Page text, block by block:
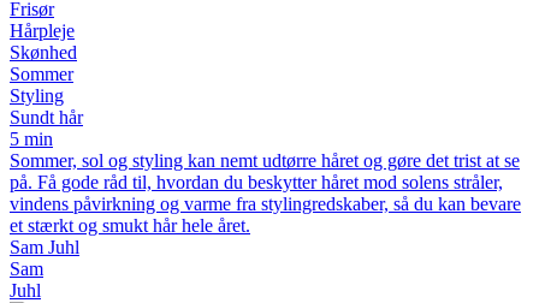
Frisør
Hårpleje
Skønhed
Sommer
Styling
Sundt hår
5 min
Sommer, sol og styling kan nemt udtørre håret og gøre det trist at se
på. Få gode råd til, hvordan du beskytter håret mod solens stråler,
vindens påvirkning og varme fra stylingredskaber, så du kan bevare
et stærkt og smukt hår hele året.
Sam Juhl
Sam
Juhl